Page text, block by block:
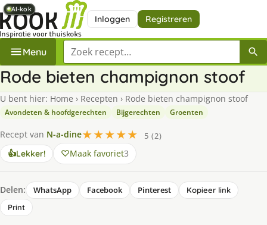
Inloggen Registreren
Menu Zoek een recept
Rode bieten champignon stoof
U bent hier: Home › Recepten › Rode bieten champignon stoof
Avondeten & hoofdgerechten Bijgerechten Groenten
Recept van N-a-dine★★★★★
5 (2)
👍Lekker! Maak favoriet3
Delen: WhatsApp Facebook Pinterest
Kopieer link
Print
AI-kok
AI-kok
AI-kok
AI-kok
AI-kok
AI-kok
AI-kok